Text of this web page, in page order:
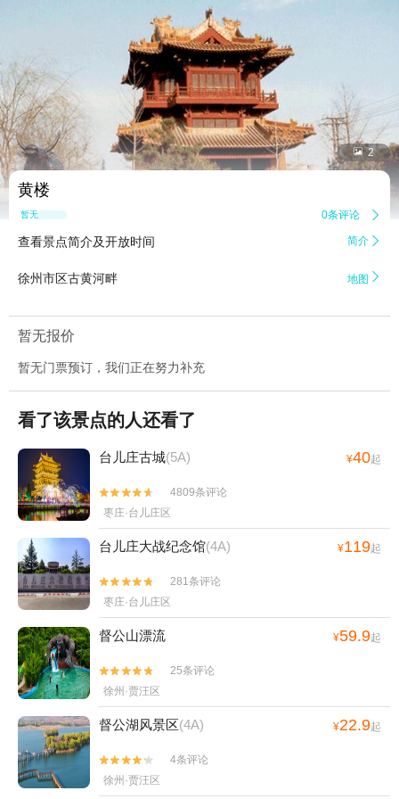
 2
黄楼
暂无点评 0条评论 
查看景点简介及开放时间 简介 
徐州市区古黄河畔 地图 
暂无报价
暂无门票预订，我们正在努力补充
看了该景点的人还看了
台儿庄古城(5A) ¥40起


4809条评论
枣庄·台儿庄区
台儿庄大战纪念馆(4A) ¥119起


281条评论
枣庄·台儿庄区
督公山漂流 ¥59.9起


25条评论
徐州·贾汪区
督公湖风景区(4A) ¥22.9起


4条评论
徐州·贾汪区